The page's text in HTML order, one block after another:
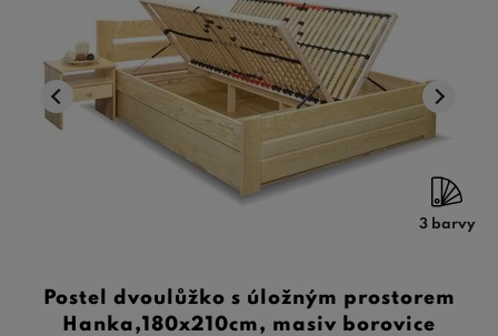
3 barvy
Postel dvoulůžko s úložným prostorem
Hanka,180x210cm, masiv borovice